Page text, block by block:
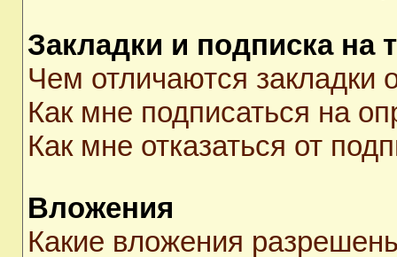
Закладки и подписка на
Чем отличаются закладки
Как мне подписаться на
Как мне отказаться от
Вложения
Какие вложения